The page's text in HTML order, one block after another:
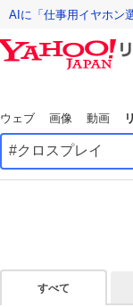
AIに「仕事用イヤホン
ウェブ 画像 動画
すべて